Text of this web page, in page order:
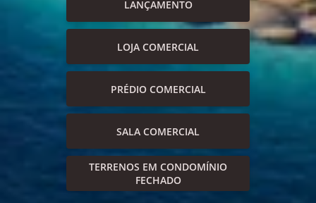
LANÇAMENTO
LOJA COMERCIAL
PRÉDIO COMERCIAL
SALA COMERCIAL
TERRENOS EM CONDOMÍNIO
FECHADO